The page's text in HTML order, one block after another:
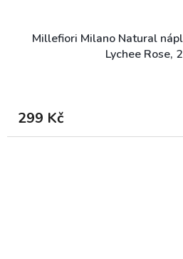
Millefiori Milano Natural
Lychee Rose,
299 Kč